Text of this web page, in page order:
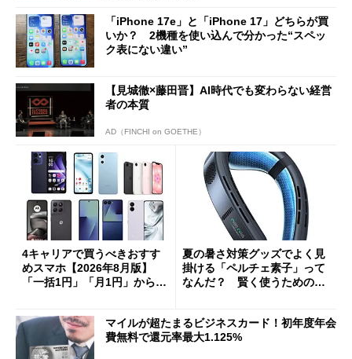
「iPhone 17e」と「iPhone 17」どちらが買
いか？ 2機種を使い込んで分かった“スペッ
ク表にない違い”
【見城徹×藤田晋】AI時代でも変わらない経営
者の本質
AD（FINCHI on GOETHE）
4キャリアで買うべきおすす
めスマホ【2026年8月版】
「一括1円」「月1円」からお
夏の暑さ対策グッズでよく見
掛ける「ペルチェ素子」って
なんだ？ 賢く使うための注
マイルが超たまるビジネスカード！初年度年会
費無料で還元率最大1.125%